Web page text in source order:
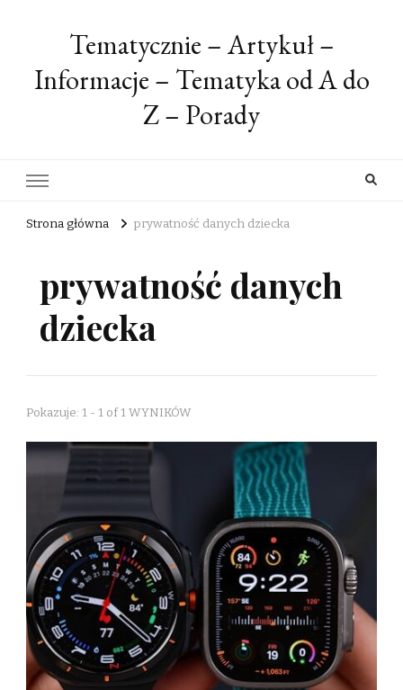
Tematycznie – Artykuł –
Informacje – Tematyka od A do
Z – Porady
Strona główna prywatność danych dziecka
prywatność danych
dziecka
Pokazuje: 1 - 1 of 1 WYNIKÓW